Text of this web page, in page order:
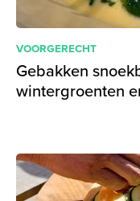
VOORGERECHT
Gebakken
wintergroenten